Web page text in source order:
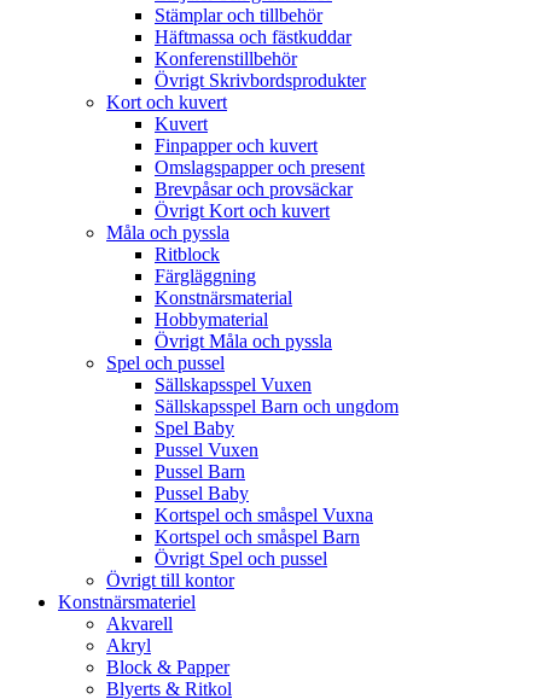
Stämplar och tillbehör
Häftmassa och fästkuddar
Konferenstillbehör
Övrigt Skrivbordsprodukter
Kort och kuvert
Kuvert
Finpapper och kuvert
Omslagspapper och present
Brevpåsar och provsäckar
Övrigt Kort och kuvert
Måla och pyssla
Ritblock
Färgläggning
Konstnärsmaterial
Hobbymaterial
Övrigt Måla och pyssla
Spel och pussel
Sällskapsspel Vuxen
Sällskapsspel Barn och ungdom
Spel Baby
Pussel Vuxen
Pussel Barn
Pussel Baby
Kortspel och småspel Vuxna
Kortspel och småspel Barn
Övrigt Spel och pussel
Övrigt till kontor
Konstnärsmateriel
Akvarell
Akryl
Block & Papper
Blyerts & Ritkol